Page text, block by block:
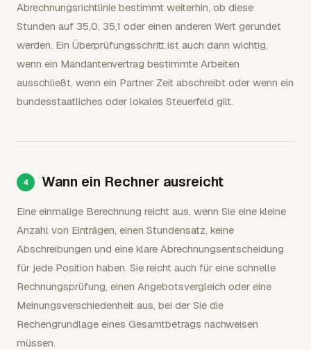
Abrechnungsrichtlinie bestimmt weiterhin, ob diese
Stunden auf 35,0, 35,1 oder einen anderen Wert gerundet
werden. Ein Überprüfungsschritt ist auch dann wichtig,
wenn ein Mandantenvertrag bestimmte Arbeiten
ausschließt, wenn ein Partner Zeit abschreibt oder wenn ein
bundesstaatliches oder lokales Steuerfeld gilt.
Wann ein Rechner ausreicht
Eine einmalige Berechnung reicht aus, wenn Sie eine kleine
Anzahl von Einträgen, einen Stundensatz, keine
Abschreibungen und eine klare Abrechnungsentscheidung
für jede Position haben. Sie reicht auch für eine schnelle
Rechnungsprüfung, einen Angebotsvergleich oder eine
Meinungsverschiedenheit aus, bei der Sie die
Rechengrundlage eines Gesamtbetrags nachweisen
müssen.